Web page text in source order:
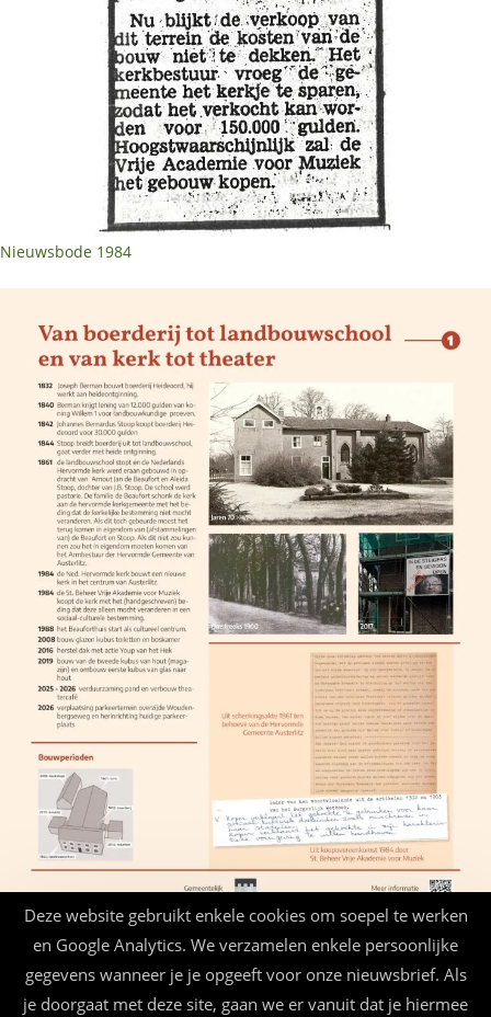
Nieuwsbode 1984
Deze website gebruikt enkele cookies om soepel te werken
en Google Analytics. We verzamelen enkele persoonlijke
gegevens wanneer je je opgeeft voor onze nieuwsbrief. Als
je doorgaat met deze site, gaan we er vanuit dat je hiermee